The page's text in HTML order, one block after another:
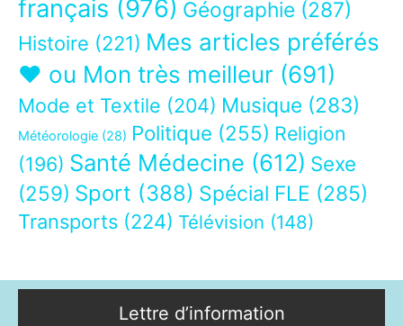
français (976) Géographie (287)
Histoire (221) Mes articles préférés
❤ ou Mon très meilleur (691)
Mode et Textile (204) Musique (283)
Météorologie (28) Politique (255) Religion
(196) Santé Médecine (612) Sexe
(259) Sport (388) Spécial FLE (285)
Transports (224) Télévision (148)
Lettre d’information